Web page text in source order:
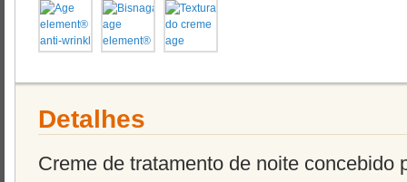
Detalhes
Creme de tratamento de noite concebido